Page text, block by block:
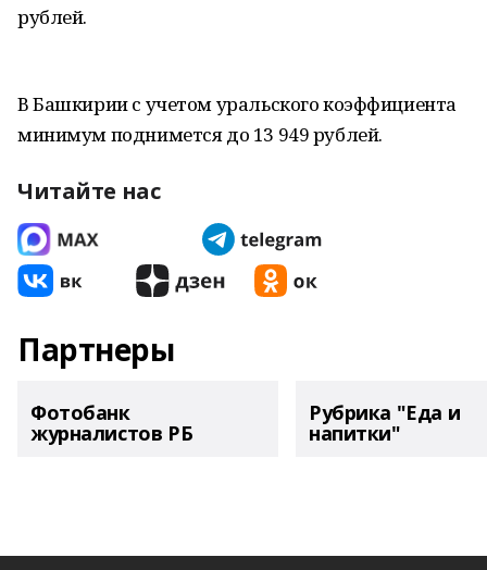
рублей.
В Башкирии с учетом уральского коэффициента
минимум поднимется до 13 949 рублей.
Читайте нас
Партнеры
Фотобанк
журналистов РБ
Рубрика "Еда и
напитки"